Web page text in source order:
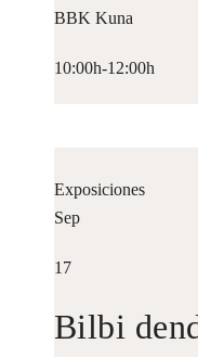
BBK Kuna
10:00h-12:00h
Exposiciones
Sep
17
Bilbi